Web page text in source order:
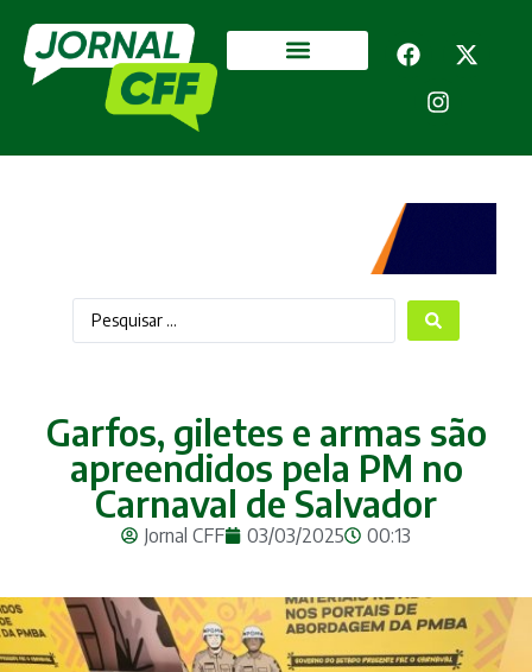
Garfos, giletes e armas são
apreendidos pela PM no
Carnaval de Salvador
Jornal CFF 03/03/2025 00:13